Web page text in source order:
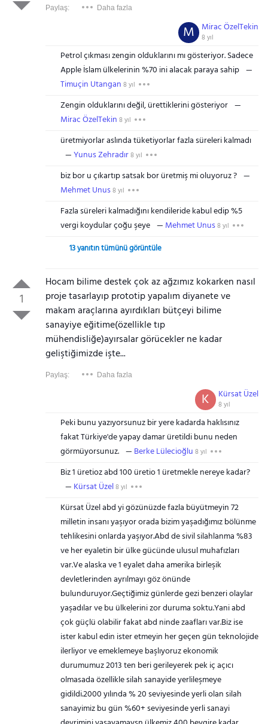
Paylaş: Daha fazla
Mirac ÖzelTekin
8 yıl
M
Petrol çıkması zengin olduklarını mı gösteriyor. Sadece
Apple İslam ülkelerinin %70 ini alacak paraya sahip
Timuçin Utangan 8 yıl
Zengin olduklarını değil, ürettiklerini gösteriyor
Mirac ÖzelTekin 8 yıl
üretmiyorlar aslında tüketiyorlar fazla süreleri kalmadı
Yunus Zehradır8 yıl
biz bor u çıkartıp satsak bor üretmiş mi oluyoruz ?
Mehmet Unus8 yıl
Fazla süreleri kalmadığını kendileride kabul edip %5
vergi koydular çoğu şeye
Mehmet Unus8 yıl
13 yanıtın tümünü görüntüle
1
Hocam bilime destek çok az ağzımız kokarken nasıl
proje tasarlayıp prototip yapalım diyanete ve
makam araçlarına ayırdıkları bütçeyi bilime
sanayiye eğitime(özellikle tıp
mühendisliğe)ayırsalar görücekler ne kadar
geliştiğimizde işte...
Paylaş: Daha fazla
Kürsat Üzel
8 yıl
K
Peki bunu yazıyorsunuz bir yere kadarda haklısınız
fakat Türkiye'de yapay damar üretildi bunu neden
görmüyorsunuz.
Berke Lülecioğlu 8 yıl
Biz 1 üretioz abd 100 üretio 1 üretmekle nereye kadar?
Kürsat Üzel8 yıl
Kürsat Üzel abd yi gözünüzde fazla büyütmeyin 72
milletin insanı yaşıyor orada bizim yaşadığımız bölünme
tehlikesini onlarda yaşıyor.Abd de sivil silahlanma %83
ve her eyaletin bir ülke gücünde ulusul muhafızları
var.Ve alaska ve 1 eyalet daha amerika birleşik
devletlerinden ayrılmayı göz önünde
bulunduruyor.Geçtiğimiz günlerde gezi benzeri olaylar
yaşadılar ve bu ülkelerini zor duruma soktu.Yani abd
çok güçlü olabilir fakat abd ninde zaafları var.Biz ise
ister kabul edin ister etmeyin her geçen gün teknolojide
ilerliyor ve emeklemeye başlıyoruz ekonomik
durumumuz 2013 ten beri gerileyerek pek iç açıcı
olmasada özellikle silah sanayide yerlileşmeye
gidildi.2000 yılında % 20 seviyesinde yerli olan silah
sanayimiz bu gün %60+ seviyesinde yerli sanayi